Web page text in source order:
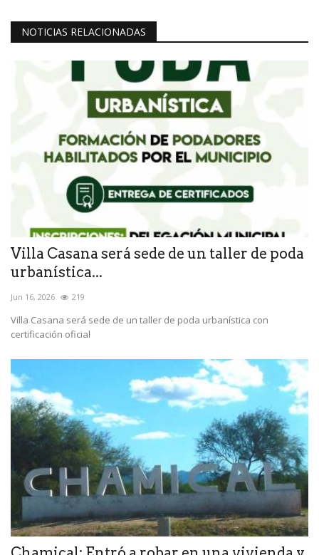
NOTICIAS RELACIONADAS
Villa Casana será sede de un taller de poda
urbanística...
Jun 16, 2026 219
Villa Casana será sede de un taller de poda urbanística con
certificación oficial